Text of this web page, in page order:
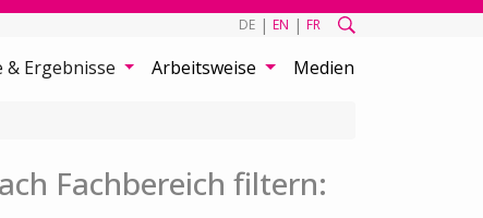
DE | EN | FR
& Ergebnisse Arbeitsweise Medien
Fachbereich filtern: